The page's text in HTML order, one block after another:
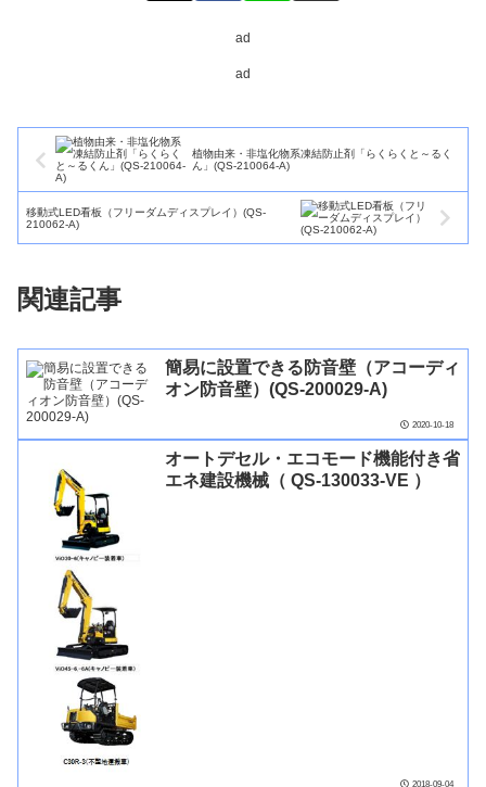
ad
ad
植物由来・非塩化物系凍結防止剤「らくらくと～るく
ん」(QS-210064-A)
移動式LED看板（フリーダムディスプレイ）(QS-
210062-A)
関連記事
簡易に設置できる防音壁（アコーディ
オン防音壁）(QS-200029-A)
2020-10-18
オートデセル・エコモード機能付き省
エネ建設機械（ QS-130033-VE ）
2018-09-04